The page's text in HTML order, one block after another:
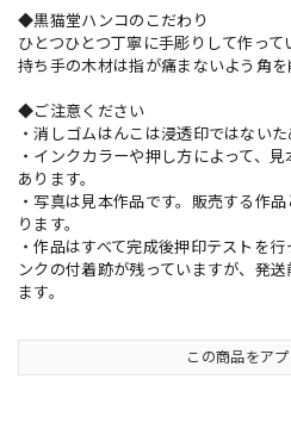
◆黒猫堂ハンコのこだわり
ひとつひとつ丁寧に手彫りして作って
持ち手の木材は指が痛まないよう角を
◆ご注意ください
・消しゴムはんこは浸透印ではない
・インクカラーや押し方によって、
あります。
・写真は見本作品です。販売する作
ります。
・作品はすべて完成後押印テストを
ンクの付着跡が残っていますが、発
ます。
この商品をア